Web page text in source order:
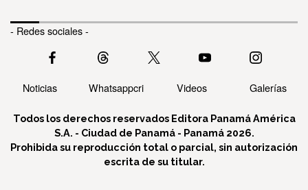
- Redes sociales -
Noticias Whatsappcri Videos Galerías
Todos los derechos reservados Editora Panamá América
S.A. - Ciudad de Panamá - Panamá 2026.
Prohibida su reproducción total o parcial, sin autorización
escrita de su titular.